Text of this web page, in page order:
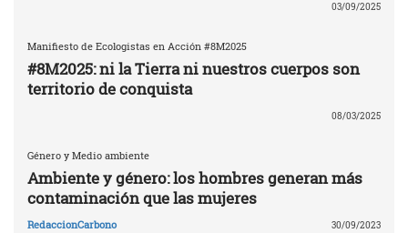
03/09/2025
Manifiesto de Ecologistas en Acción #8M2025
#8M2025: ni la Tierra ni nuestros cuerpos son
territorio de conquista
08/03/2025
Género y Medio ambiente
Ambiente y género: los hombres generan más
contaminación que las mujeres
RedaccionCarbono 30/09/2023